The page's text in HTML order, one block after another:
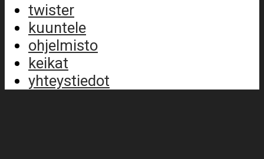
twister
kuuntele
ohjelmisto
keikat
yhteystiedot